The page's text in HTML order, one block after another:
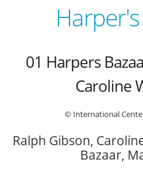
01 Harpers
Caroline
© International
Ralph Gibson,
Bazaar,